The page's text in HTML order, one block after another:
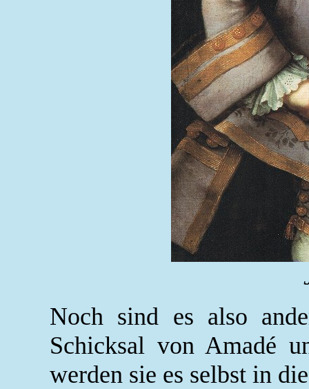
Noch sind es also
Schicksal von Amadé
werden sie es selbst in